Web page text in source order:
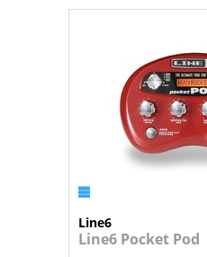
Line6
Line6 Pocket Pod